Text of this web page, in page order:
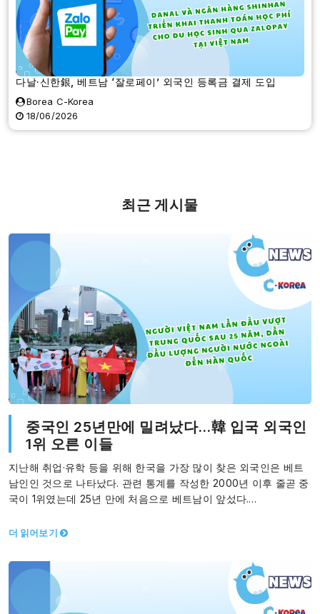
다날·신한銀, 베트남 ‘잘로페이’ 외국인 등록금 결제 도입
Borea C-Korea
18/06/2026
최근 게시물
중국인 25년만에 밀려났다…韓 입국 외국인
1위 오른 이들
지난해 취업·유학 등을 위해 한국을 가장 많이 찾은 외국인은 베트
남인인 것으로 나타났다. 관련 통계를 작성한 2000년 이후 줄곧 중
국이 1위였는데 25년 만에 처음으로 베트남이 앞섰다.…
더 읽어보기